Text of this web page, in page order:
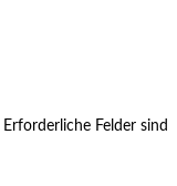
Erforderliche Felder sind